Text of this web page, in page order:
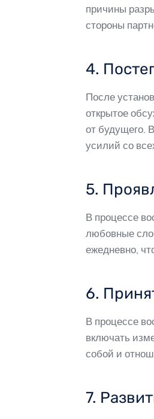
причины
стороны
4.
После
открытое
от будущего.
усилий со
5.
В процессе
любовные
ежедневно,
6.
В процессе
включать
собой и
7.